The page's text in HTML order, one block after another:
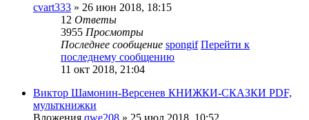
cvart333 » 26 июн 2018, 18:15
12 Ответы
3955 Просмотры
Последнее сообщение spongif Перейти к
последнему сообщению
11 окт 2018, 21:04
Виктор Шамонин-Версенев КНИЖКИ-СКАЗКИ PDF,
мульткнижки
Вложения qwe208 » 25 июл 2018, 10:52